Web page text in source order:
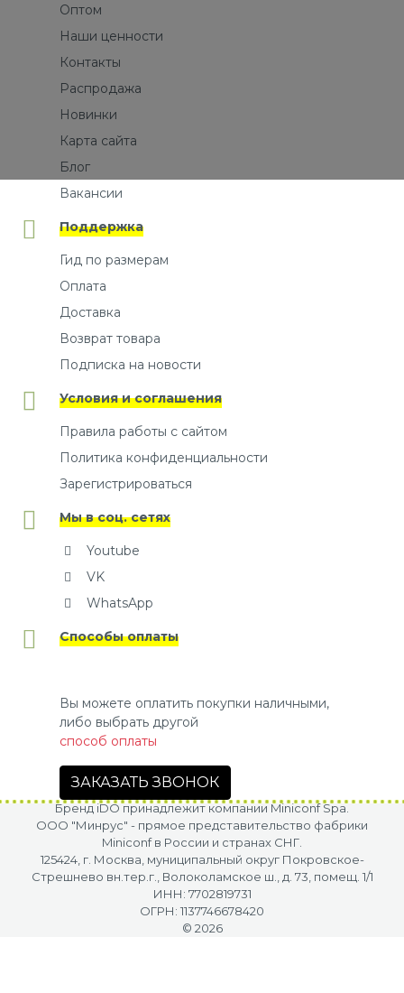
Оптом
Наши ценности
Контакты
Распродажа
Новинки
Карта сайта
Блог
Вакансии
Поддержка
Гид по размерам
Оплата
Доставка
Возврат товара
Подписка на новости
Условия и соглашения
Правила работы с сайтом
Политика конфиденциальности
Зарегистрироваться
Мы в соц. сетях
Youtube
VK
WhatsApp
Способы оплаты
Вы можете оплатить покупки наличными,
либо выбрать другой
способ оплаты
ЗАКАЗАТЬ ЗВОНОК
Бренд iDO принадлежит компании Miniconf Spa.
OOO "Минрус" - прямое представительство фабрики
Miniconf в России и странах СНГ.
125424, г. Москва, муниципальный округ Покровское-
Стрешнево вн.тер.г., Волоколамское ш., д. 73, помещ. 1/1
ИНН: 7702819731
ОГРН: 1137746678420
© 2026